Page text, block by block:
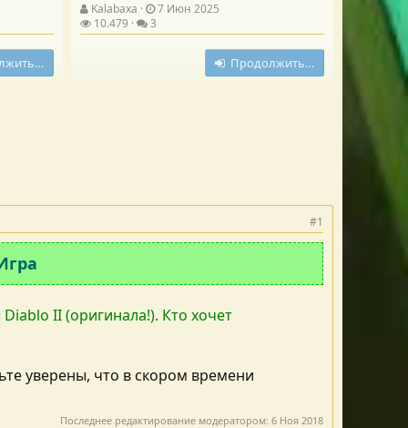
Kalabaxa
7 Июн 2025
10.479
3
Продолжить…
#1
II (оригинала!). Кто хочет
уверены, что в скором времени
Последнее редактирование модератором: 6 Ноя 2018